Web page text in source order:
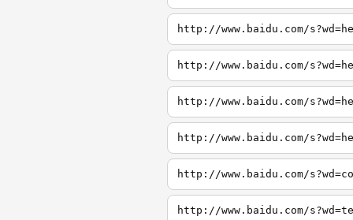
http://www.baidu.com/
http://www.baidu.com/
http://www.baidu.com/
http://www.baidu.com/
http://www.baidu.com/
http://www.baidu.com/